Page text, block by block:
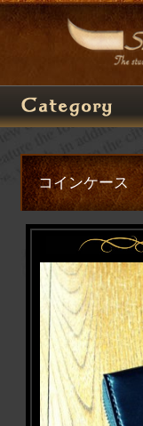
コインケース